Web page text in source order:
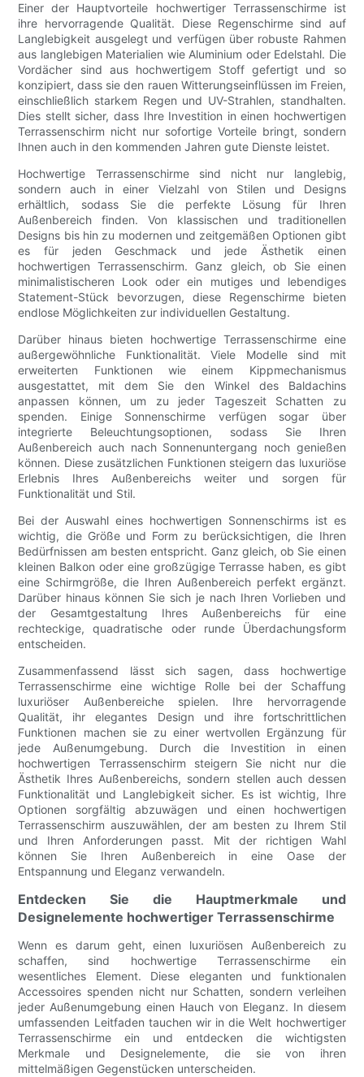
Einer der Hauptvorteile hochwertiger Terrassenschirme ist
ihre hervorragende Qualität. Diese Regenschirme sind auf
Langlebigkeit ausgelegt und verfügen über robuste Rahmen
aus langlebigen Materialien wie Aluminium oder Edelstahl. Die
Vordächer sind aus hochwertigem Stoff gefertigt und so
konzipiert, dass sie den rauen Witterungseinflüssen im Freien,
einschließlich starkem Regen und UV-Strahlen, standhalten.
Dies stellt sicher, dass Ihre Investition in einen hochwertigen
Terrassenschirm nicht nur sofortige Vorteile bringt, sondern
Ihnen auch in den kommenden Jahren gute Dienste leistet.
Hochwertige Terrassenschirme sind nicht nur langlebig,
sondern auch in einer Vielzahl von Stilen und Designs
erhältlich, sodass Sie die perfekte Lösung für Ihren
Außenbereich finden. Von klassischen und traditionellen
Designs bis hin zu modernen und zeitgemäßen Optionen gibt
es für jeden Geschmack und jede Ästhetik einen
hochwertigen Terrassenschirm. Ganz gleich, ob Sie einen
minimalistischeren Look oder ein mutiges und lebendiges
Statement-Stück bevorzugen, diese Regenschirme bieten
endlose Möglichkeiten zur individuellen Gestaltung.
Darüber hinaus bieten hochwertige Terrassenschirme eine
außergewöhnliche Funktionalität. Viele Modelle sind mit
erweiterten Funktionen wie einem Kippmechanismus
ausgestattet, mit dem Sie den Winkel des Baldachins
anpassen können, um zu jeder Tageszeit Schatten zu
spenden. Einige Sonnenschirme verfügen sogar über
integrierte Beleuchtungsoptionen, sodass Sie Ihren
Außenbereich auch nach Sonnenuntergang noch genießen
können. Diese zusätzlichen Funktionen steigern das luxuriöse
Erlebnis Ihres Außenbereichs weiter und sorgen für
Funktionalität und Stil.
Bei der Auswahl eines hochwertigen Sonnenschirms ist es
wichtig, die Größe und Form zu berücksichtigen, die Ihren
Bedürfnissen am besten entspricht. Ganz gleich, ob Sie einen
kleinen Balkon oder eine großzügige Terrasse haben, es gibt
eine Schirmgröße, die Ihren Außenbereich perfekt ergänzt.
Darüber hinaus können Sie sich je nach Ihren Vorlieben und
der Gesamtgestaltung Ihres Außenbereichs für eine
rechteckige, quadratische oder runde Überdachungsform
entscheiden.
Zusammenfassend lässt sich sagen, dass hochwertige
Terrassenschirme eine wichtige Rolle bei der Schaffung
luxuriöser Außenbereiche spielen. Ihre hervorragende
Qualität, ihr elegantes Design und ihre fortschrittlichen
Funktionen machen sie zu einer wertvollen Ergänzung für
jede Außenumgebung. Durch die Investition in einen
hochwertigen Terrassenschirm steigern Sie nicht nur die
Ästhetik Ihres Außenbereichs, sondern stellen auch dessen
Funktionalität und Langlebigkeit sicher. Es ist wichtig, Ihre
Optionen sorgfältig abzuwägen und einen hochwertigen
Terrassenschirm auszuwählen, der am besten zu Ihrem Stil
und Ihren Anforderungen passt. Mit der richtigen Wahl
können Sie Ihren Außenbereich in eine Oase der
Entspannung und Eleganz verwandeln.
Entdecken Sie die Hauptmerkmale und
Designelemente hochwertiger Terrassenschirme
Wenn es darum geht, einen luxuriösen Außenbereich zu
schaffen, sind hochwertige Terrassenschirme ein
wesentliches Element. Diese eleganten und funktionalen
Accessoires spenden nicht nur Schatten, sondern verleihen
jeder Außenumgebung einen Hauch von Eleganz. In diesem
umfassenden Leitfaden tauchen wir in die Welt hochwertiger
Terrassenschirme ein und entdecken die wichtigsten
Merkmale und Designelemente, die sie von ihren
mittelmäßigen Gegenstücken unterscheiden.